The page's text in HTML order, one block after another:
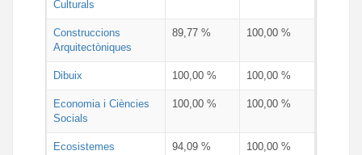
Culturals
Construccions
Arquitectòniques
89,77 % 100,00 %
Dibuix 100,00 % 100,00 %
Economia i Ciències
Socials
100,00 % 100,00 %
Ecosistemes
94,09 % 100,00 %